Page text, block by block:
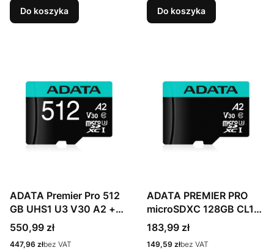
Do koszyka Do koszyka
ADATA Premier Pro 512
GB UHS1 U3 V30 A2 +
adapter
Cena
550,99 zł
Cena
447,96 złbez VAT
ADATA PREMIER PRO
microSDXC 128GB CL10
UHS-I/U3 A2 V30
Cena
183,99 zł
Cena
149,59 złbez VAT